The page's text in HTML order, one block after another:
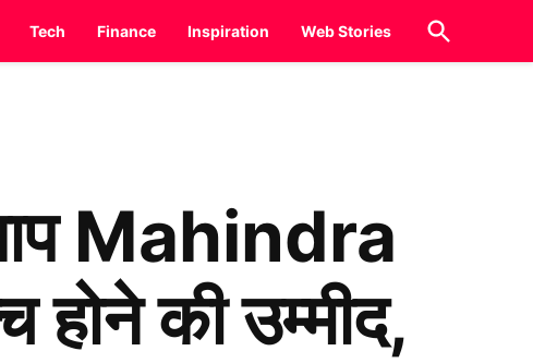
Tech Finance Inspiration Web Stories
Open
Search
Mahindra
की उम्मीद,